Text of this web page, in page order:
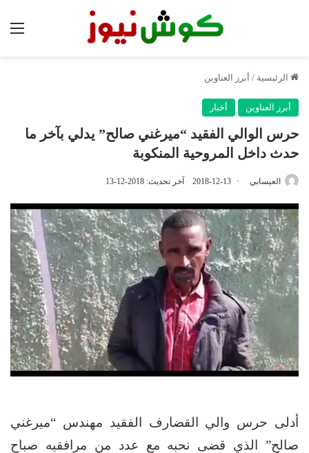
الرئيسية / أبرز العناوين
أبرز العناوين أخبار
حرس الوالي الفقيد “ميرغني صالح” يدلي بآخر ما
حدث داخل المروحية المنكوبة
العيسابي 2018-12-13 آخر تحديث: 2018-12-13
أدلى حرس والي القضارف الفقيد مهندس “ميرغني
صالح” الذي قضى نحبه مع عدد من مرافقيه صباح